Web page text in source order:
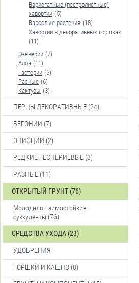
Вариегатные (пестролистные)
хавортии (5)
Взрослые растения (18)
Хавортии в декоративных горшках
(11)
Эчеверии (7)
Алоэ (11)
Гастерии (5)
Разные (6)
Кактусы (3)
ПЕРЦЫ ДЕКОРАТИВНЫЕ (24)
БЕГОНИИ (7)
ЭПИСЦИИ (2)
РЕДКИЕ ГЕСНЕРИЕВЫЕ (3)
РАЗНЫЕ (11)
ОТКРЫТЫЙ ГРУНТ (76)
Молодило - зимостойкие
суккуленты (76)
СРЕДСТВА УХОДА (23)
УДОБРЕНИЯ
ГОРШКИ И КАШПО (8)